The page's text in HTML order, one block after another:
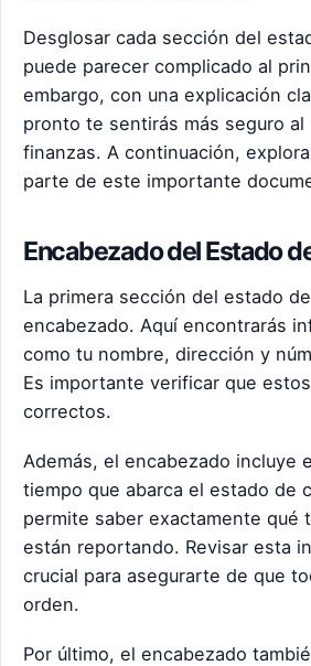
Desglosar cada sección del
puede parecer complicado al
embargo, con una explicación
pronto te sentirás más seguro al
finanzas. A continuación,
parte de este importante
Encabezado del Estado
La primera sección del estado
encabezado. Aquí encontrarás
como tu nombre, dirección y
Es importante verificar que
correctos.
Además, el encabezado incluye
tiempo que abarca el estado de
permite saber exactamente qué
están reportando. Revisar esta
crucial para asegurarte de que
orden.
Por último, el encabezado